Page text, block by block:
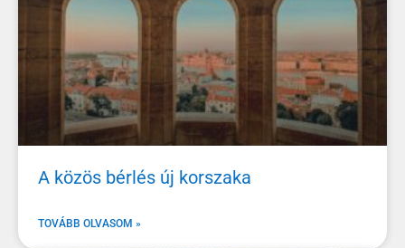
A közös bérlés új korszaka
TOVÁBB OLVASOM »